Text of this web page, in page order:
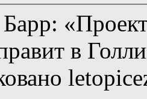
Барр:
в